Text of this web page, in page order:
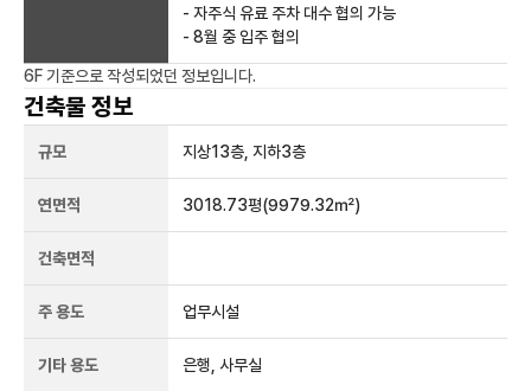
- 자주식 유료 주차 대수 협의 가능
- 8월 중 입주 협의
6F 기준으로 작성되었던 정보입니다.
건축물 정보
규모 지상13층, 지하3층
연면적 3018.73평(9979.32㎡)
건축면적
주 용도 업무시설
기타 용도 은행, 사무실